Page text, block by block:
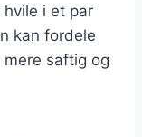
i et par
kan fordele
saftig og